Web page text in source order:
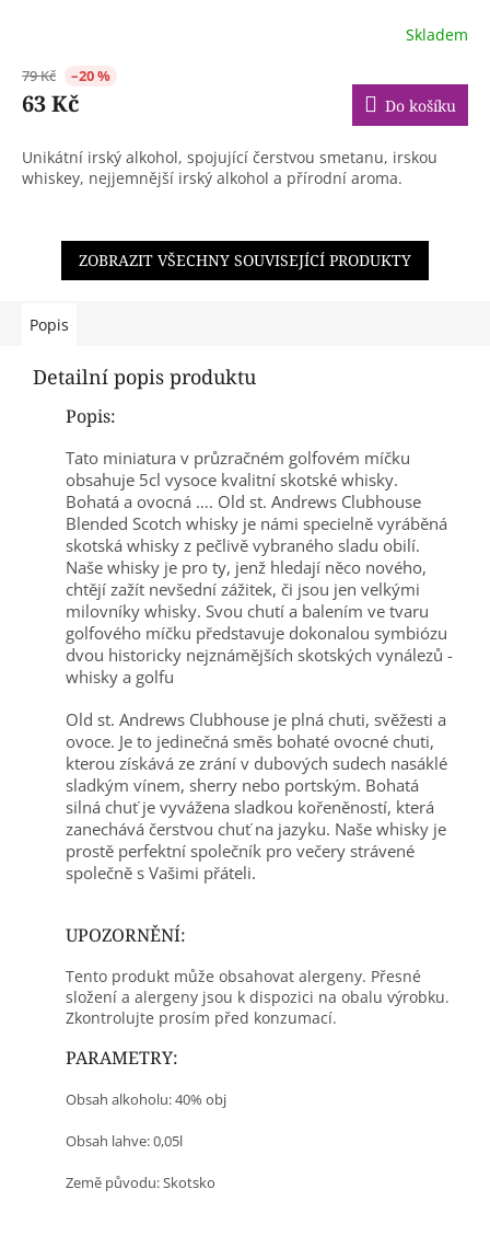
Skladem
79 Kč –20 %
63 Kč Do košíku
Unikátní irský alkohol, spojující čerstvou smetanu, irskou
whiskey, nejjemnější irský alkohol a přírodní aroma.
ZOBRAZIT VŠECHNY SOUVISEJÍCÍ PRODUKTY
Popis
Detailní popis produktu
Popis:
Tato miniatura v průzračném golfovém míčku
obsahuje 5cl vysoce kvalitní skotské whisky.
Bohatá a ovocná …. Old st. Andrews Clubhouse
Blended Scotch whisky je námi specielně vyráběná
skotská whisky z pečlivě vybraného sladu obilí.
Naše whisky je pro ty, jenž hledají něco nového,
chtějí zažít nevšední zážitek, či jsou jen velkými
milovníky whisky. Svou chutí a balením ve tvaru
golfového míčku představuje dokonalou symbiózu
dvou historicky nejznámějších skotských vynálezů -
whisky a golfu
Old st. Andrews Clubhouse je plná chuti, svěžesti a
ovoce. Je to jedinečná směs bohaté ovocné chuti,
kterou získává ze zrání v dubových sudech nasáklé
sladkým vínem, sherry nebo portským. Bohatá
silná chuť je vyvážena sladkou kořeněností, která
zanechává čerstvou chuť na jazyku. Naše whisky je
prostě perfektní společník pro večery strávené
společně s Vašimi přáteli.
UPOZORNĚNÍ:
Tento produkt může obsahovat alergeny. Přesné
složení a alergeny jsou k dispozici na obalu výrobku.
Zkontrolujte prosím před konzumací.
PARAMETRY:
Obsah alkoholu: 40% obj
Obsah lahve: 0,05l
Země původu: Skotsko